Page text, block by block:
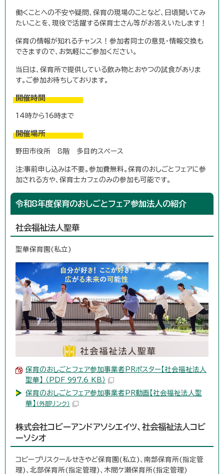
働くことへの不安や疑問、保育の現場のことなど、日頃聞いてみ
たいことを、現役で活躍する保育士さん等がお答えいたします！
保育の情報が知れるチャンス！参加者同士の意見・情報交換も
できますので、お気軽にご参加ください。
当日は、保育所で提供している飲み物とおやつの試食がありま
す。ご参加お待ちしております。
開催時間
14時から16時まで
開催場所
野田市役所 8階 多目的スペース
注:事前申し込みは不要。参加費無料。保育のおしごとフェアに参
加される方や、保育士カフェのみの参加も可能です。
令和8年度保育のおしごとフェア参加法人の紹介
社会福祉法人聖華
聖華保育園(私立)
保育のおしごとフェア参加事業者PRポスター【社会福祉法人
聖華】 （PDF 997.6 KB）
保育のおしごとフェア参加事業者PR動画【社会福祉法人聖
華】 （外部リンク）
株式会社コビーアンドアソシエイツ、社会福祉法人コビ
ーソシオ
コビープリスクールせきやど保育園(私立)、南部保育所(指定管
理)、北部保育所(指定管理)、木間ケ瀬保育所(指定管理)